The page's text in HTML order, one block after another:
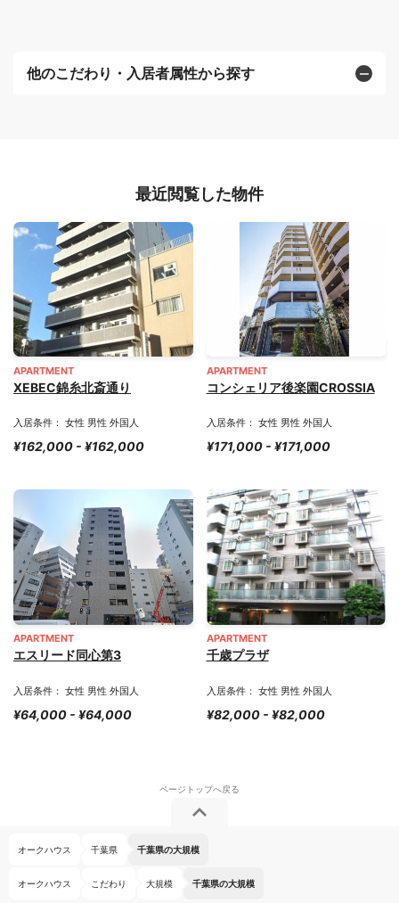
他のこだわり・入居者属性から探す
最近閲覧した物件
APARTMENT
XEBEC錦糸北斎通り
入居条件： 女性 男性 外国人
¥162,000 - ¥162,000
APARTMENT
コンシェリア後楽園CROSSIA
入居条件： 女性 男性 外国人
¥171,000 - ¥171,000
APARTMENT
エスリード同心第3
入居条件： 女性 男性 外国人
¥64,000 - ¥64,000
APARTMENT
千歳プラザ
入居条件： 女性 男性 外国人
¥82,000 - ¥82,000
オークハウス 千葉県 千葉県の大規模
オークハウス こだわり 大規模 千葉県の大規模